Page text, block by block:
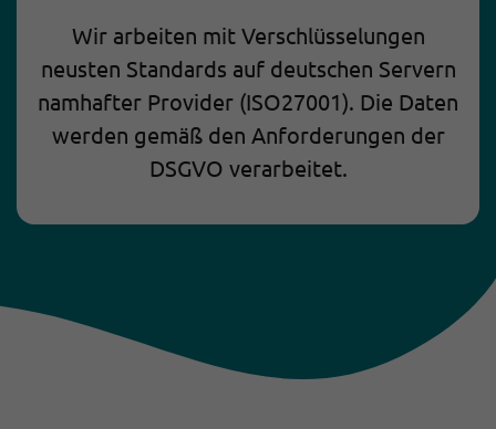
Wir arbeiten mit Verschlüsselungen
neusten Standards auf deutschen Servern
namhafter Provider (ISO27001). Die Daten
werden gemäß den Anforderungen der
DSGVO verarbeitet.